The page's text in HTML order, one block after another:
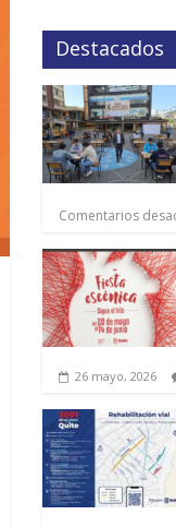
Destacados
Comentarios
26 mayo, 2026